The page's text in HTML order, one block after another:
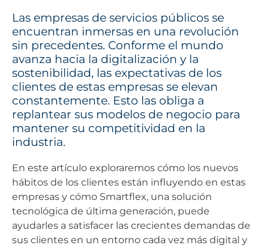
Las empresas de servicios públicos se
encuentran inmersas en una revolución
sin precedentes. Conforme el mundo
avanza hacia la digitalización y la
sostenibilidad, las expectativas de los
clientes de estas empresas se elevan
constantemente. Esto las obliga a
replantear sus modelos de negocio para
mantener su competitividad en la
industria.
En este artículo exploraremos cómo los nuevos
hábitos de los clientes están influyendo en estas
empresas y cómo Smartflex, una solución
tecnológica de última generación, puede
ayudarles a satisfacer las crecientes demandas de
sus clientes en un entorno cada vez más digital y